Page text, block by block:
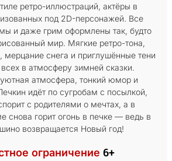
ретро-иллюстраций, актёры в
под 2D-персонажей. Все
и даже грим оформлены так, будто
мир. Мягкие ретро-тона,
мерцание снега и приглушённые тени
всех в атмосферу зимней сказки.
атмосфера, тонкий юмор и
идёт по сугробам с посылкой,
с родителями о мечтах, а в
снова горит огонь в печке — ведь в
возвращается Новый год!
ограничение 6+